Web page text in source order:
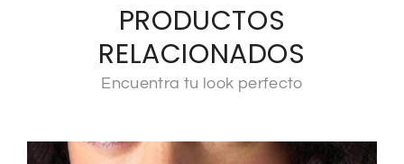
PRODUCTOS
RELACIONADOS
Encuentra tu look perfecto